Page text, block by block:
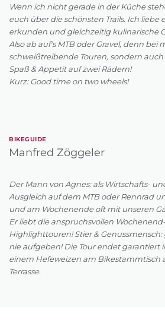
Wenn ich nicht gerade in der Küche
euch über die schönsten Trails. Ich liebe
erkunden und gleichzeitig kulinarische
Also ab auf's MTB oder Gravel, denn bei
schweißtreibende Touren, sondern
Spaß & Appetit auf zwei Rädern!
Kurz: Good time on two wheels!
BIKEGUIDE
Manfred Zöggeler
Der Mann von Agnes: als Wirtschafts-
Ausgleich auf dem MTB oder Rennrad
und am Wochenende oft mit unseren
Er liebt die anspruchsvollen
Highlighttouren! Stier &
nie aufgeben! Die Tour endet garantiert
einem Hefeweizen am Bikestammtisch
Terrasse.